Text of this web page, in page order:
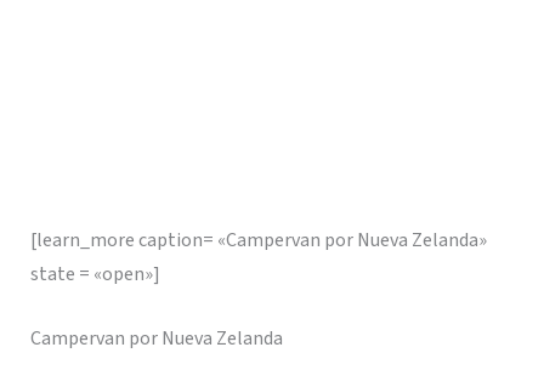
[learn_more caption= «Campervan por Nueva Zelanda»
state = «open»]
Campervan por Nueva Zelanda